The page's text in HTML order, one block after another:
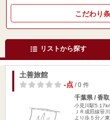
こだわり
リストから探す
土善旅館
-点/ 0 件
千葉県 / 香
小見川駅
ＪＲ成田線笹
より歩５分／